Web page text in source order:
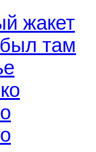
жакет
там